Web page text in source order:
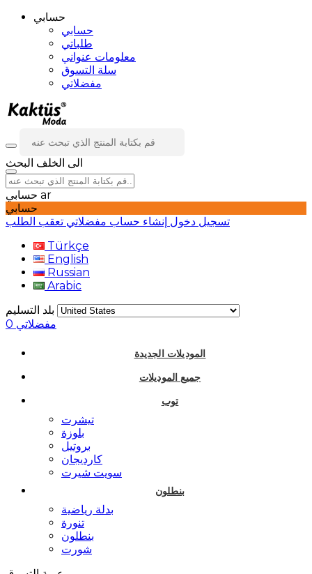
حسابي
حسابي
طلباتي
معلومات عنواني
سلة التسوق
مفضلاتي
الى الخلف البحث
ar
حسابي
تسجيل دخول إنشاء حساب مفضلاتي تعقب الطلب
Türkçe
English
Russian
Arabic
بلد التسليم
مفضلاتي 0
الموديلات الجديدة
جميع الموديلات
توب
تيشرت
بلوزة
بروتيل
كارديجان
سويت شيرت
بنطلون
بدلة رياضية
تنورة
بنطلون
شورت